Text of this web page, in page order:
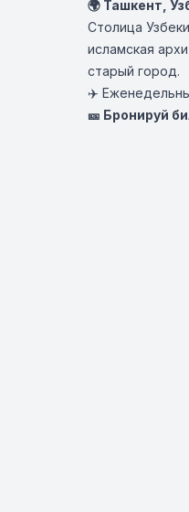
🌍 Ташкент,
Столица
исламская
старый город.
✈️
🎫 Бронируй